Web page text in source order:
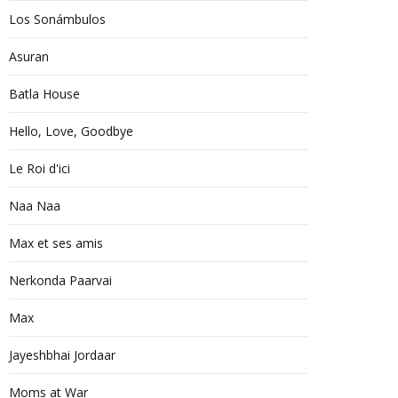
Los Sonámbulos
Asuran
Batla House
Hello, Love, Goodbye
Le Roi d'ici
Naa Naa
Max et ses amis
Nerkonda Paarvai
Max
Jayeshbhai Jordaar
Moms at War